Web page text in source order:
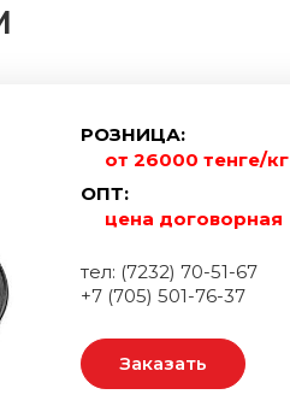
РОЗНИЦА:
от 26000 тенге/кг
ОПТ:
цена договорная
тел: (7232) 70-51-67
+7 (705) 501-76-37
Заказать